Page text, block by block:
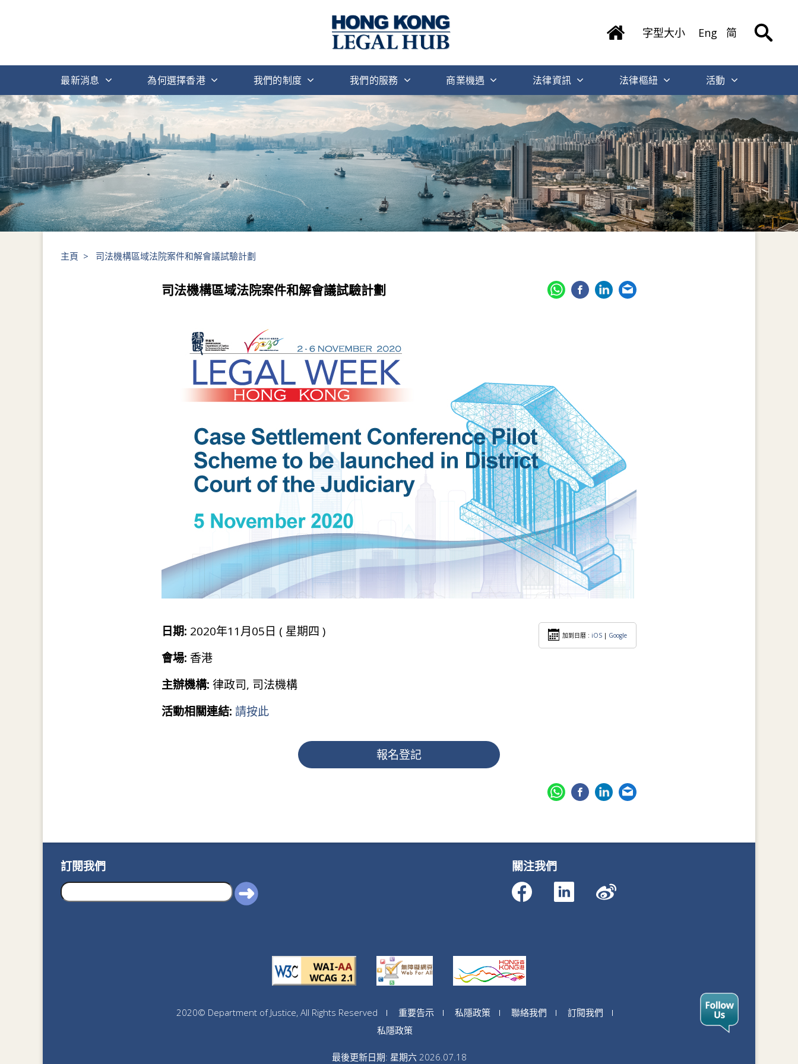
字型大小 Eng 简
最新消息 為何選擇香港 我們的制度 我們的服務 商業機遇 法律資訊 法律樞紐 活動
主頁 > 司法機構區域法院案件和解會議試驗計劃
司法機構區域法院案件和解會議試驗計劃
日期: 2020年11月05日 ( 星期四 )
會場: 香港
主辦機構: 律政司, 司法機構
活動相關連結: 請按此
加到日暦 : iOS | Google
報名登記
訂閱我們 關注我們
2020© Department of Justice, All Rights Reserved 重要告示 私隱政策 聯絡我們
訂閱我們
私隱政策
最後更新日期: 星期六 2026.07.18